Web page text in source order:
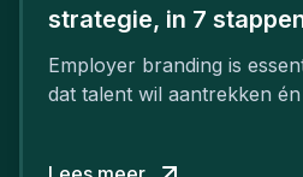
strategie, in 7
Employer branding is
dat talent wil aantrekken én